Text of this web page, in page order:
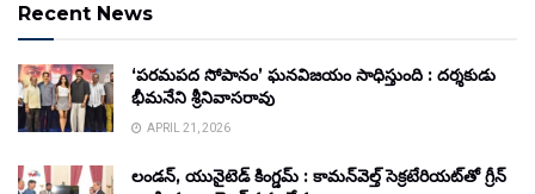
Recent News
‘పరమపద సోపానం’ ఘనవిజయం సాధిస్తుంది : దర్శకుడు
భీమనేని శ్రీనివాసరావు
APRIL 21, 2026
లండన్, యునైటెడ్ కింగ్డమ్ : కామన్‌వెల్త్ సెక్రటేరియట్‌తో గ్రీన్